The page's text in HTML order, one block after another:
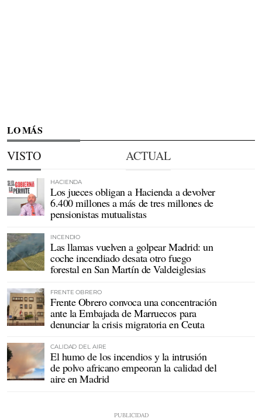
LO MÁS
VISTO ACTUAL
HACIENDA
Los jueces obligan a Hacienda a devolver
6.400 millones a más de tres millones de
pensionistas mutualistas
INCENDIO
Las llamas vuelven a golpear Madrid: un
coche incendiado desata otro fuego
forestal en San Martín de Valdeiglesias
FRENTE OBRERO
Frente Obrero convoca una concentración
ante la Embajada de Marruecos para
denunciar la crisis migratoria en Ceuta
CALIDAD DEL AIRE
El humo de los incendios y la intrusión
de polvo africano empeoran la calidad del
aire en Madrid